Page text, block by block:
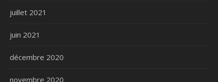
juillet 2021
juin 2021
décembre 2020
novembre 2020